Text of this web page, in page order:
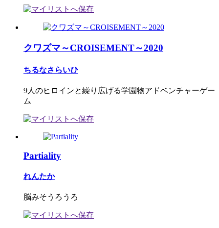
クワズマ～CROISEMENT～2020
ちるなさらいひ
9人のヒロインと繰り広げる学園物アドベンチャーゲー
ム
Partiality
れんたか
脳みそうろうろ